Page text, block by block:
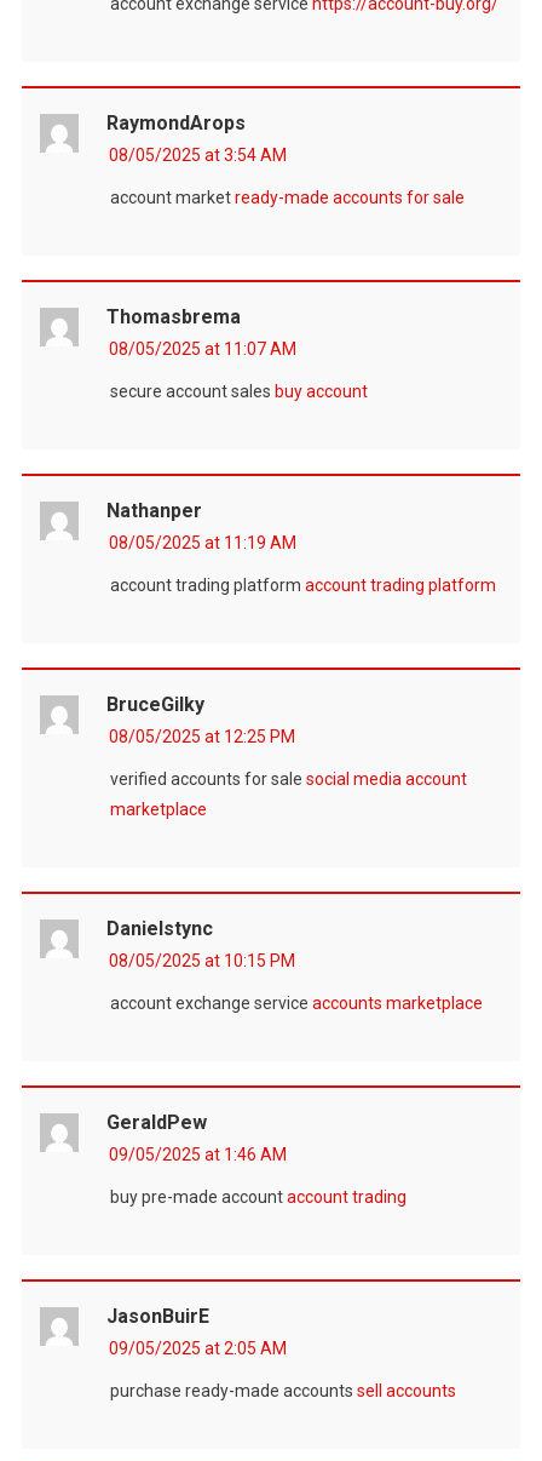
RaymondArops
08/05/2025 at 3:54 AM
account marketready-made accounts for sale
Thomasbrema
08/05/2025 at 11:07 AM
secure account sales buy account
Nathanper
08/05/2025 at 11:19 AM
account trading platform account trading platform
BruceGilky
08/05/2025 at 12:25 PM
verified accounts for sale social media account
marketplace
Danielstync
08/05/2025 at 10:15 PM
account exchange service accounts marketplace
GeraldPew
09/05/2025 at 1:46 AM
buy pre-made accountaccount trading
JasonBuirE
09/05/2025 at 2:05 AM
purchase ready-made accounts sell accounts